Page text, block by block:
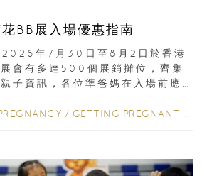
BB展入場優惠指南
2026年7月30日至8月2日於香港
會有多達500個展銷攤位，齊集
子資訊，各位準爸媽在入場前應
/ GETTING PREGNANT